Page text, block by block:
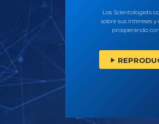
Los Scientologists
sobre sus intereses
prosperando